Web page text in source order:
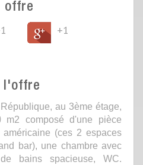
offre
+1
l'offre
au 3ème étage,
m2 composé d'une pièce
(ces 2 espaces
bar), une chambre avec
bains spacieuse, WC.